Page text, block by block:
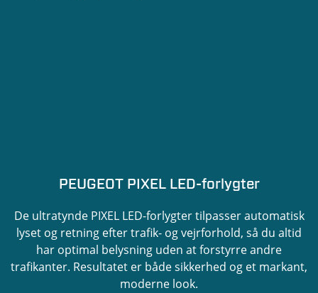
PEUGEOT PIXEL LED-forlygter
De ultratynde PIXEL LED-forlygter tilpasser automatisk
lyset og retning efter trafik- og vejrforhold, så du altid
har optimal belysning uden at forstyrre andre
trafikanter. Resultatet er både sikkerhed og et markant,
moderne look.